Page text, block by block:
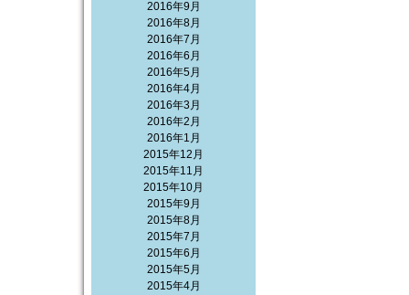
2016年9月
2016年8月
2016年7月
2016年6月
2016年5月
2016年4月
2016年3月
2016年2月
2016年1月
2015年12月
2015年11月
2015年10月
2015年9月
2015年8月
2015年7月
2015年6月
2015年5月
2015年4月